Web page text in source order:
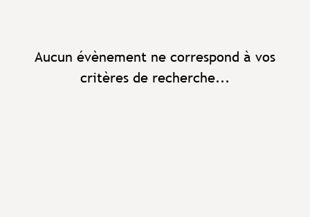
Aucun évènement ne correspond à vos
critères de recherche...